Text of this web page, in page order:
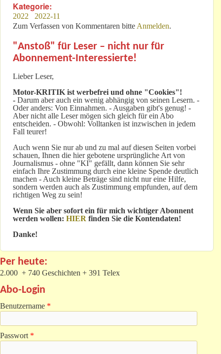
Kategorie:
2022
2022-11
Zum Verfassen von Kommentaren bitte Anmelden.
"Anstoß" für Leser – nicht nur für
Abonnement-Interessierte!
Lieber Leser,
Motor-KRITIK ist werbefrei und ohne "Cookies"!
- Darum aber auch ein wenig abhängig von seinen Lesern. -
Oder anders: Von Einnahmen. - Ausgaben gibt's genug! -
Aber nicht alle Leser mögen sich gleich für ein Abo
entscheiden. - Obwohl: Volltanken ist inzwischen in jedem
Fall teurer!
Auch wenn Sie nur ab und zu mal auf diesen Seiten vorbei
schauen, Ihnen die hier gebotene ursprüngliche Art von
Journalismus - ohne "KI" gefällt, dann können Sie sehr
einfach Ihre Zustimmung durch eine kleine Spende deutlich
machen - Auch kleine Beträge sind nicht nur eine Hilfe,
sondern werden auch als Zustimmung empfunden, auf dem
richtigen Weg zu sein!
Wenn Sie aber sofort ein für mich wichtiger Abonnent
werden wollen: HIER finden Sie die Kontendaten!
Danke!
Per heute:
2.000 + 740 Geschichten + 391 Telex
Abo-Login
Benutzername *
Passwort *